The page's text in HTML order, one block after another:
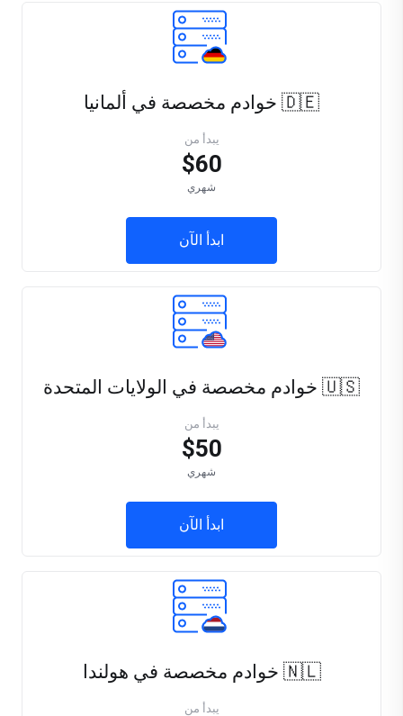
🇩🇪 خوادم مخصصة في ألمانيا
يبدأ من
$60
شهري
ابدأ الآن
🇺🇸 خوادم مخصصة في الولايات المتحدة
يبدأ من
$50
شهري
ابدأ الآن
🇳🇱 خوادم مخصصة في هولندا
يبدأ من